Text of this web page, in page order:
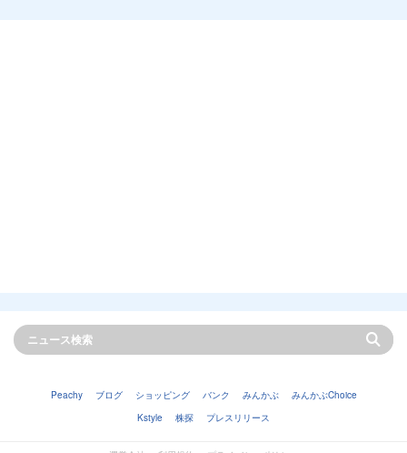
Peachy ブログ ショッピング バンク みんかぶ
みんかぶChoice
Kstyle
株探 プレスリリース